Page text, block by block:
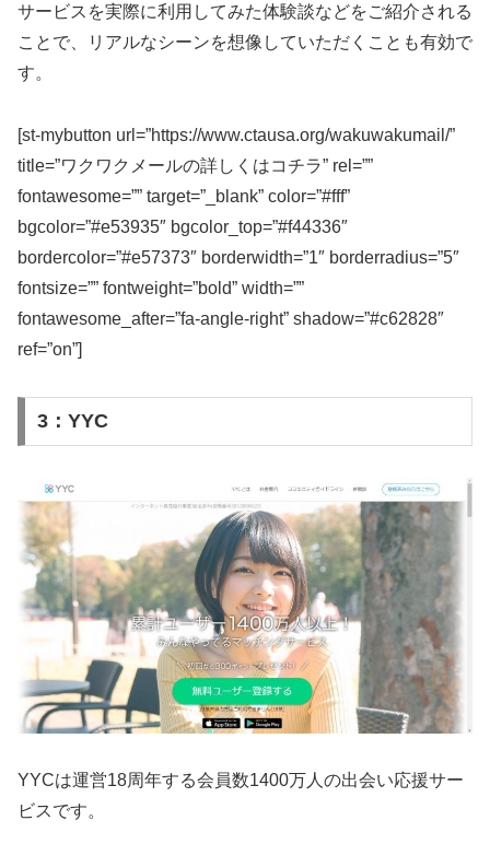
サービスを実際に利用してみた体験談などをご紹介される
ことで、リアルなシーンを想像していただくことも有効で
す。
[st-mybutton url=”https://www.ctausa.org/wakuwakumail/”
title=”ワクワクメールの詳しくはコチラ” rel=””
fontawesome=”” target=”_blank” color=”#fff”
bgcolor=”#e53935″ bgcolor_top=”#f44336″
bordercolor=”#e57373″ borderwidth=”1″ borderradius=”5″
fontsize=”” fontweight=”bold” width=””
fontawesome_after=”fa-angle-right” shadow=”#c62828″
ref=”on”]
3：YYC
YYCは運営18周年する会員数1400万人の出会い応援サー
ビスです。